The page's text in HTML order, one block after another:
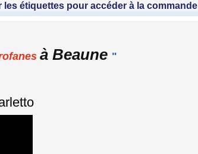
les étiquettes pour accéder à la commande
à Beaune "